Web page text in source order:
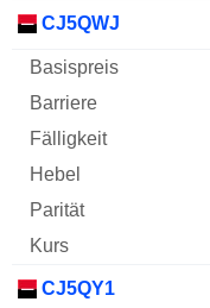
CJ5QWJ
CJ5QY1